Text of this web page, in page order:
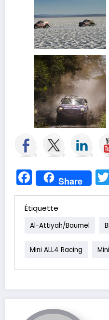
Facebook
Share
Étiquette
Al-Attiyah/Baumel
Mini ALL4 Racing